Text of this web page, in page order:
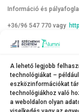
A lehető legjobb
technológiákat –
eszközinformációkat
technológiákhoz való
a weboldalon olyan
Információ és
+36/96 547 770 vagy
Óvári Vár – Moogac
Információ:http://
Óvári Vár – Vízitelep